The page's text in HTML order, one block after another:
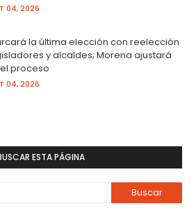
04, 2026
la última elección con reelección
y alcaldes; Morena ajustará
proceso
04, 2026
ESTA PÁGINA